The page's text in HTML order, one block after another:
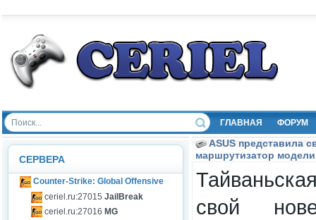
ГЛАВНАЯ ФОРУМ
СЕРВЕРА
Counter-Strike: Global Offensive
ceriel.ru:27015 JailBreak
ceriel.ru:27016 MG
ASUS представила
маршрутизатор модели
свой